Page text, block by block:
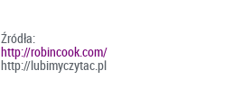
Źródła:
http://robincook.com/
http://lubimyczytac.pl